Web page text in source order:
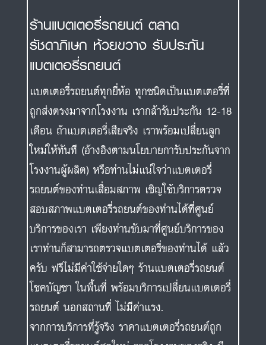
ร้านแบตเตอรี่รถยนต์ ตลาด
รัชดาภิเษก ห้วยขวาง รับประกัน
แบตเตอรี่รถยนต์
แบตเตอรี่รถยนต์ทุกยี่ห้อ ทุกชนิดเป็นแบตเตอรี่ที่
ถูกส่งตรงมาจากโรงงาน เรากล้ารับประกัน 12-18
เดือน ถ้าแบตเตอรี่เสียจริง เราพร้อมเปลี่ยนลูก
ใหม่ให้ทันที (อ้างอิงตามนโยบายการับประกันจาก
โรงงานผู้ผลิต) หรือท่านไม่แน่ใจว่าแบตเตอรี่
รถยนต์ของท่านเสื่อมสภาพ เชิญใช้บริการตรวจ
สอบสภาพแบตเตอรี่รถยนต์ของท่านได้ที่ศูนย์
บริการของเรา เพียงท่านขับมาที่ศูนย์บริการของ
เราท่านก็สามารถตรวจแบตเตอรี่ของท่านได้ แล้ว
ครับ ฟรีไม่มีค่าใช้จ่ายใดๆ ร้านแบตเตอรี่รถยนต์
โชคบัญชา ในพื้นที่ พร้อมบริการเปลี่ยนแบตเตอรี่
รถยนต์ นอกสถานที่ ไม่มีค่าแรง.
จากการบริการที่รู้จริง ราคาแบตเตอรี่รถยนต์ถูก